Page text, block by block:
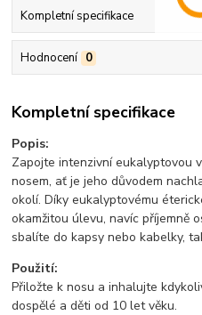
Kompletní specifikace
Hodnocení 0
Kompletní specifikace
Popis:
Zapojte intenzivní eukalyptovou
nosem, ať je jeho důvodem
okolí. Díky eukalyptovému
okamžitou úlevu, navíc příjemně
sbalíte do kapsy nebo kabelky,
Použití:
Přiložte k nosu a inhalujte
dospělé a děti od 10 let věku.